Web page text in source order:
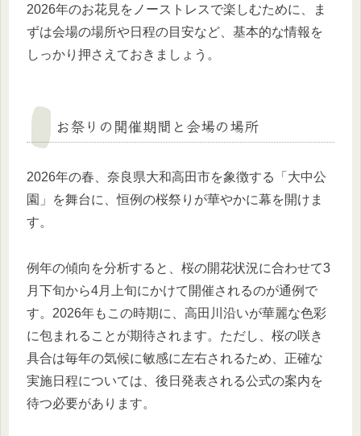
2026年のお花見をノーストレスで楽しむために、ま
ずは会場の場所や日程の目安など、基本的な情報を
しっかり押さえておきましょう。
お祭りの開催期間と会場の場所
2026年の春、奈良県大和高田市を象徴する「大中公
園」を舞台に、恒例の桜祭りが華やかに幕を開けま
す。
例年の傾向を分析すると、桜の開花状況に合わせて3
月下旬から4月上旬にかけて開催されるのが通例で
す。2026年もこの時期に、高田川沿いが華麗な色彩
に包まれることが期待されます。ただし、桜の咲き
具合は毎年の気候に敏感に左右されるため、正確な
実施日程については、後日発表される公式の案内を
待つ必要があります。